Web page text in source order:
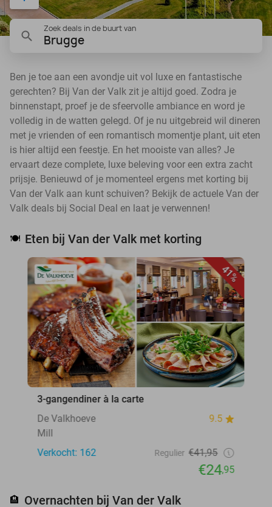
Zoek deals in de buurt van
Brugge
Ben je toe aan een avondje uit vol luxe en fantastische
gerechten? Bij Van der Valk zit je altijd goed. Zodra je
binnenstapt, proef je de sfeervolle ambiance en word je
volledig in de watten gelegd. Of je nu uitgebreid wil dineren
met je vrienden of een romantisch momentje plant, uit eten
is hier altijd een feestje. En het mooiste van alles? Je
ervaart deze complete, luxe beleving voor een extra zacht
prijsje. Benieuwd of je momenteel ergens met korting bij
Van der Valk aan kunt schuiven? Bekijk de actuele Van der
Valk deals bij Social Deal en laat je verwennen!
🍽️ Eten bij Van der Valk met korting
41%
3-gangendiner à la carte
De Valkhoeve
9.5
Mill
Verkocht: 162
Regulier €41,95
€24,95
🏨 Overnachten bij Van der Valk